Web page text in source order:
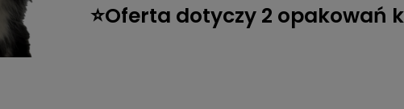
⭐Oferta dotyczy 2 opakowań